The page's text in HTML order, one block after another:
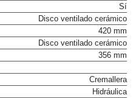
Sí
Disco ventilado cerámico
420 mm
Disco ventilado cerámico
356 mm
Cremallera
Hidráulica